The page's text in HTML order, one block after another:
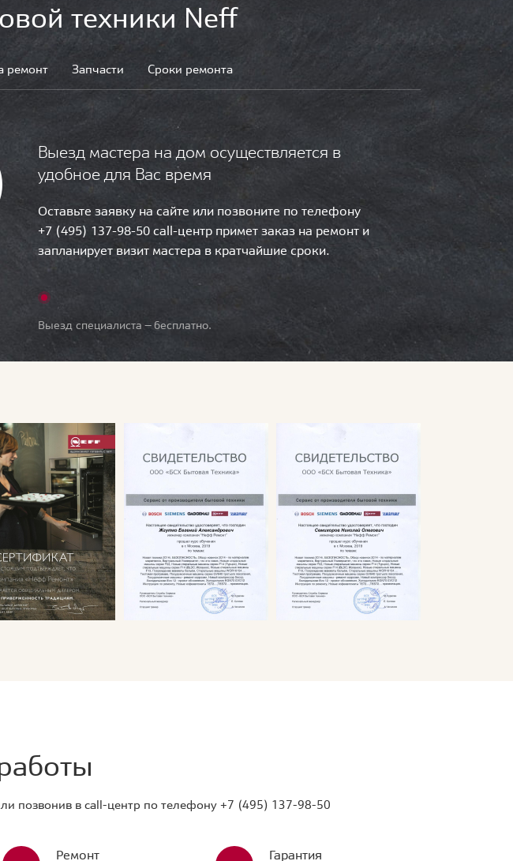
техники Neff
ремонт Запчасти Сроки ремонта
Выезд мастера на дом осуществляется в
удобное для Вас время
Оставьте заявку на сайте или позвоните по телефону
+7 (495) 137-98-50 call-центр примет заказ на ремонт и
запланирует визит мастера в кратчайшие сроки.
Выезд специалиста — бесплатно.
позвонив в call-центр по телефону +7 (495) 137-98-50
Ремонт Гарантия